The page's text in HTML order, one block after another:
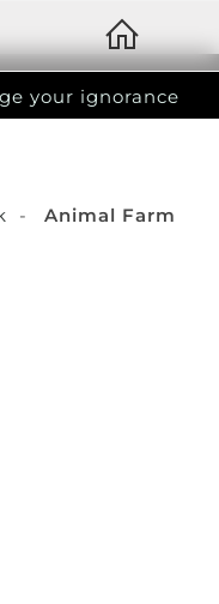
your ignorance
- Animal Farm